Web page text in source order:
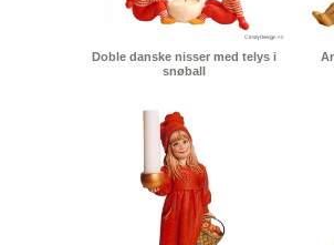
Doble danske nisser med telys i
snøball